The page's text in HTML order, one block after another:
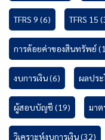
TFRS 9 (6) TFRS 15
การด้อยค่าของสินทรัพย์
งบการเงิน(6) ผลปร
ผู้สอบบัญชี(19) มา
วิเคราะห์งบการเงิน(32)